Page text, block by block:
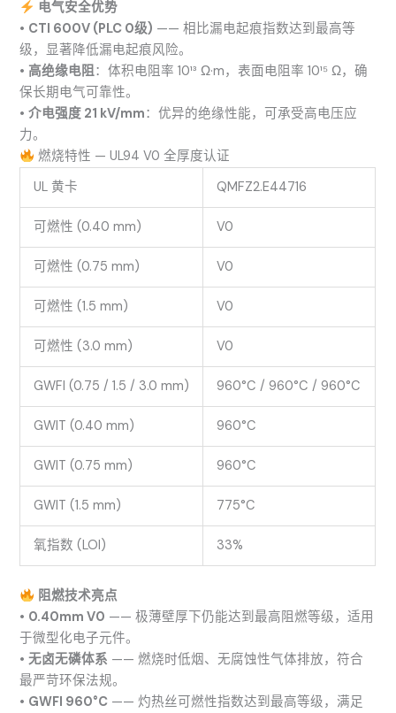
电气安全优势
• CTI 600V (PLC 0级) —— 相比漏电起痕指数达到最高等
级，显著降低漏电起痕风险。
• 高绝缘电阻：体积电阻率 10¹³ Ω·m，表面电阻率 10¹⁵ Ω，确
保长期电气可靠性。
•介电强度 21 kV/mm：优异的绝缘性能，可承受高电压应
力。
燃烧特性 — UL94 V0 全厚度认证
UL 黄卡
QMFZ2.E44716
可燃性 (0.40 mm) V0
可燃性 (0.75 mm) V0
可燃性 (1.5 mm) V0
可燃性 (3.0 mm) V0
GWFI (0.75 / 1.5 / 3.0 mm) 960°C / 960°C / 960°C
GWIT (0.40 mm) 960°C
GWIT (0.75 mm) 960°C
GWIT (1.5 mm) 775°C
氧指数 (LOI) 33%
阻燃技术亮点
• 0.40mm V0 —— 极薄壁厚下仍能达到最高阻燃等级，适用
于微型化电子元件。
•无卤无磷体系 —— 燃烧时低烟、无腐蚀性气体排放，符合
最严苛环保法规。
• GWFI 960°C —— 灼热丝可燃性指数达到最高等级，满足